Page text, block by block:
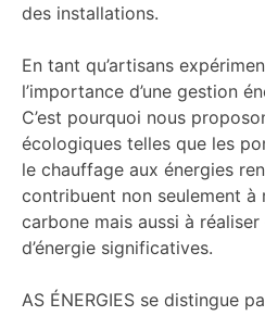
des installations.
En tant qu’artisans
l’importance d’une gestion
C’est pourquoi nous
écologiques telles que les
le chauffage aux énergies
contribuent non seulement à
carbone mais aussi à
d’énergie significatives.
AS ÉNERGIES se distingue